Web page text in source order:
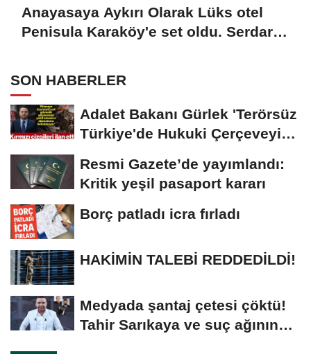
Anayasaya Aykırı Olarak Lüks otel
Penisula Karaköy'e set oldu. Serdar
SON HABERLER
Adalet Bakanı Gürlek 'Terörsüz
Türkiye'de Hukuki Çerçeveyi
Resmi Gazete’de yayımlandı:
Kritik yeşil pasaport kararı
Borç patladı icra fırladı
HAKİMİN TALEBİ REDDEDİLDİ!
Medyada şantaj çetesi çöktü!
Tahir Sarıkaya ve suç ağının